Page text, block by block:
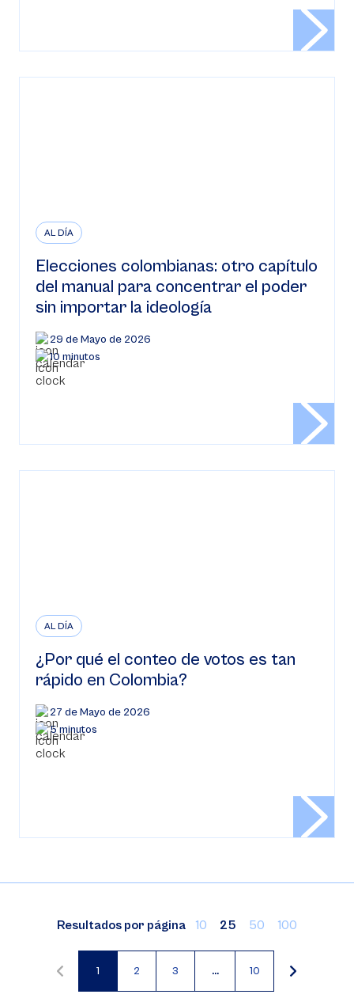
AL DÍA
Elecciones colombianas: otro capítulo
del manual para concentrar el poder
sin importar la ideología
29 de Mayo de 2026
10 minutos
AL DÍA
¿Por qué el conteo de votos es tan
rápido en Colombia?
27 de Mayo de 2026
5 minutos
Resultados por página 10 25 50 100
Página
1
Página
2
Página
3 … 10